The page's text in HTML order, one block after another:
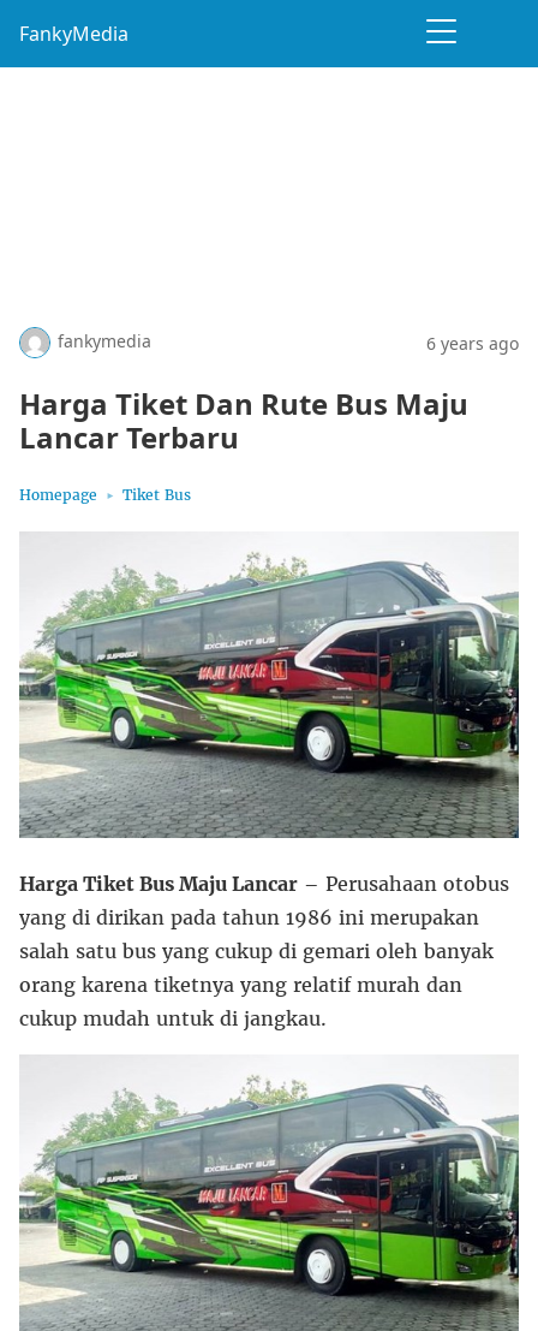
FankyMedia
fankymedia 6 years ago
Harga Tiket Dan Rute Bus Maju
Lancar Terbaru
Homepage Tiket Bus
Harga Tiket Bus Maju Lancar – Perusahaan otobus
yang di dirikan pada tahun 1986 ini merupakan
salah satu bus yang cukup di gemari oleh banyak
orang karena tiketnya yang relatif murah dan
cukup mudah untuk di jangkau.